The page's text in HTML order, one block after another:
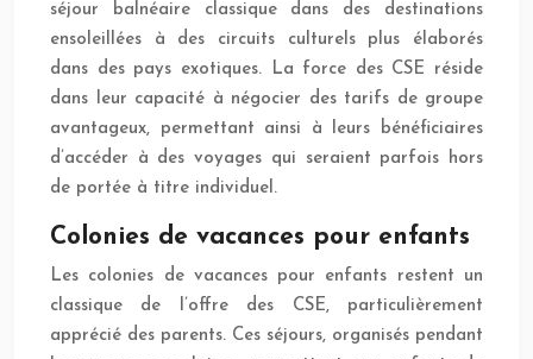
séjour balnéaire classique dans des destinations
ensoleillées à des circuits culturels plus élaborés
dans des pays exotiques. La force des CSE réside
dans leur capacité à négocier des tarifs de groupe
avantageux, permettant ainsi à leurs bénéficiaires
d’accéder à des voyages qui seraient parfois hors
de portée à titre individuel.
Colonies de vacances pour enfants
Les colonies de vacances pour enfants restent un
classique de l’offre des CSE, particulièrement
apprécié des parents. Ces séjours, organisés pendant